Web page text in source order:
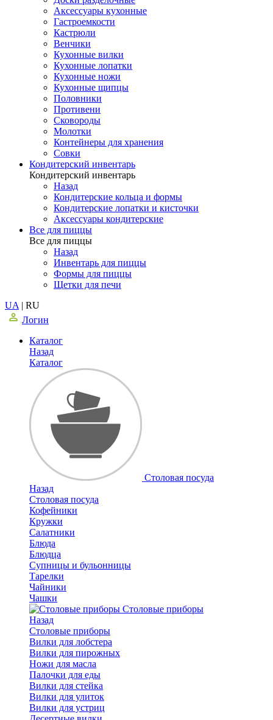
Аксессуары кухонные
Гастроемкости
Кастрюли
Венчики
Кухонные вилки
Кухонные лопатки
Кухонные ножи
Кухонные щипцы
Половники
Противени
Сковороды
Молотки
Контейнеры для хранения
Совки
Кондитерский инвентарь
Кондитерский инвентарь
Назад
Кондитерские кольца и формы
Кондитерские лопатки и кисточки
Аксессуары кондитерские
Все для пиццы
Все для пиццы
Назад
Инвентарь для пиццы
Формы для пиццы
Щетки для печи
UA | RU
Логин
Каталог
Назад
Каталог
Столовая посуда
Назад
Столовая посуда
Кофейники
Кружки
Салатники
Блюда
Блюдца
Супницы и бульонницы
Тарелки
Чайники
Чашки
Cтоловые приборы
Назад
Cтоловые приборы
Вилки для лобстера
Вилки для пирожных
Ножи для масла
Палочки для еды
Вилки для стейка
Вилки для улиток
Вилки для устриц